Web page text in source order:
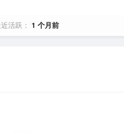
活跃： 1 个月前